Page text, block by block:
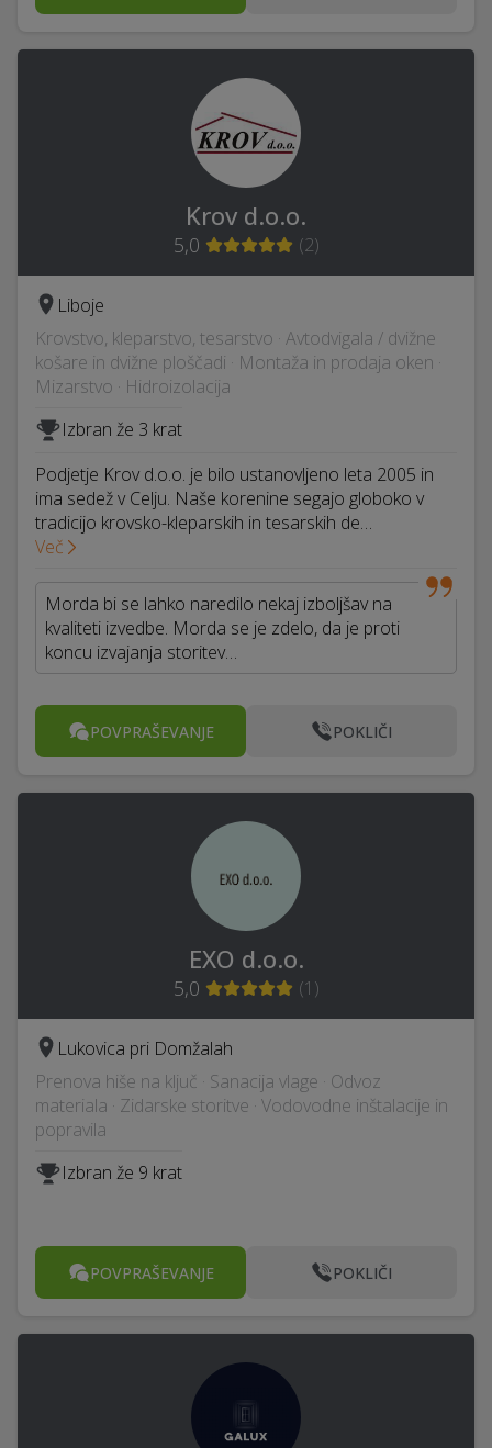
Krov d.o.o.
5,0 (2)
Liboje
Krovstvo, kleparstvo, tesarstvo · Avtodvigala / dvižne
košare in dvižne ploščadi · Montaža in prodaja oken ·
Mizarstvo · Hidroizolacija
Izbran že 3 krat
Podjetje Krov d.o.o. je bilo ustanovljeno leta 2005 in
ima sedež v Celju. Naše korenine segajo globoko v
tradicijo krovsko-kleparskih in tesarskih de…
Več
Morda bi se lahko naredilo nekaj izboljšav na
kvaliteti izvedbe. Morda se je zdelo, da je proti
koncu izvajanja storitev…
POVPRAŠEVANJE POKLIČI
EXO d.o.o.
5,0 (1 )
Lukovica pri Domžalah
Prenova hiše na ključ · Sanacija vlage · Odvoz
materiala · Zidarske storitve · Vodovodne inštalacije in
popravila
Izbran že 9 krat
POVPRAŠEVANJE POKLIČI